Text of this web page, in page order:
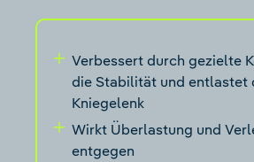
Verbessert durch gezielte
die Stabilität und entlastet
Kniegelenk
Wirkt Überlastung und
entgegen